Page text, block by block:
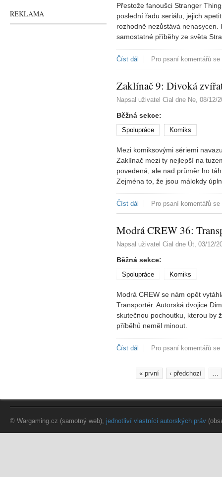
Přestože fanoušci Stranger
poslední řadu seriálu, jejich
rozhodně nezůstává
samostatné příběhy ze světa
Číst dál Stranger Things: Plavba
Pro psaní komentářů se
Zaklínač 9: Divoká
Napsal uživatel Cial dne Ne, 08/12/
Běžná sekce:
Spolupráce Komiks
Mezi komiksovými sériemi
Zaklínač mezi ty nejlepší na
povedená, ale nad průměr ho
Zejména to, že jsou málokdy
Číst dál Zaklínač 9: Divoká zvířata
Pro psaní komentářů se
Modrá CREW 36:
Napsal uživatel Cial dne Út, 03/12/
Běžná sekce:
Spolupráce Komiks
Modrá CREW se nám opět
Transportér. Autorská dvojice
skutečnou pochoutku, kterou by
příběhů neměl minout.
Číst dál Modrá CREW 36:
Pro psaní komentářů se
« první ‹ předchozí …
REKLAMA
© Wargaming.cz (samotný web), jednotliví vlastníci autorských práv